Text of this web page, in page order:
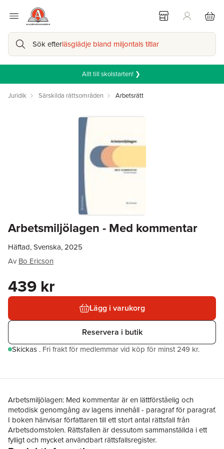
Sök efterläsglädje bland miljontals titlar
Allt till skolstarten! ❯
Juridik Särskilda rättsområden Arbetsrätt
Arbetsmiljölagen - Med kommentar
Häftad, Svenska, 2025
Av Bo Ericson
439 kr
Lägg i varukorg
Reservera i butik
Skickas . Fri frakt för medlemmar vid köp för minst 249 kr.
Arbetsmiljölagen: Med kommentar är en lättförståelig och
metodisk genomgång av lagens innehåll - paragraf för paragraf.
I boken hänvisar författaren till ett stort antal rättsfall från
Arbetsdomstolen. Rättsfallen är dessutom sammanställda i ett
fylligt och mycket användbart rättsfallsregister.